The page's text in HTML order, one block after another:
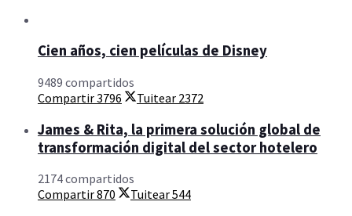
Cien años, cien películas de Disney
9489 compartidos
Compartir3796 Tuitear 2372
James & Rita, la primera solución global de
transformación digital del sector hotelero
2174 compartidos
Compartir870 Tuitear544